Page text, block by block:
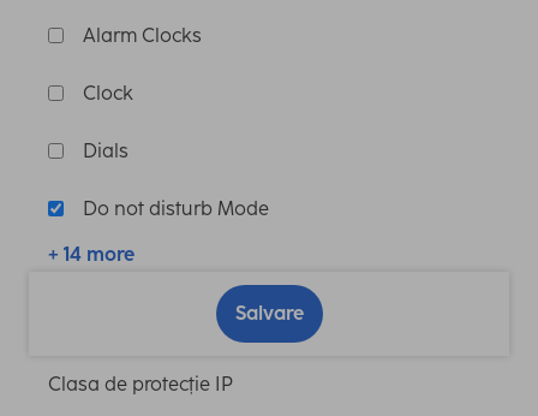
Alarm Clocks
Clock
Dials
Do not disturb Mode
+ 14 more
Salvare
Clasa de protecție IP